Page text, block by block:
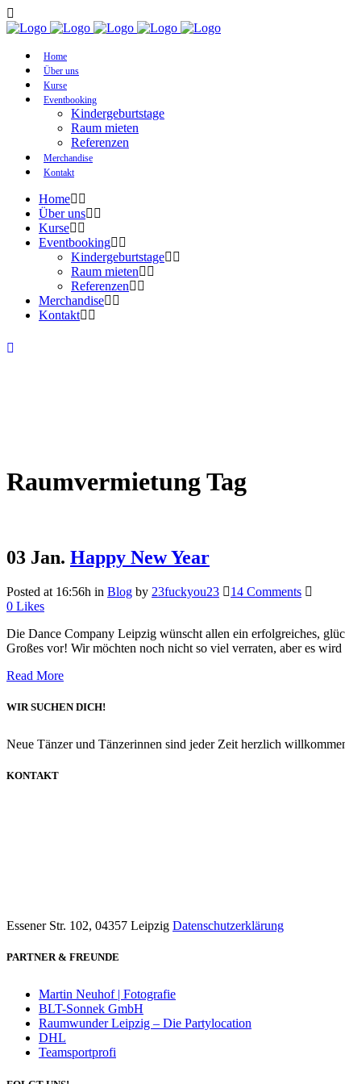
Home
Über uns
Kurse
Eventbooking
Kindergeburtstage
Raum mieten
Referenzen
Merchandise
Kontakt
Home
Über uns
Kurse
Eventbooking
Kindergeburtstage
Raum mieten
Referenzen
Merchandise
Kontakt
Raumvermietung Tag
03 Jan. Happy New Year
Posted at 16:56h in Blog by 23fuckyou23
14 Comments
0 Likes
Die Dance Company Leipzig wünscht allen ein erfolgreiches,
Großes vor! Wir möchten noch nicht so viel verraten, aber es wird
Read More
WIR SUCHEN DICH!
Neue Tänzer und Tänzerinnen sind jeder Zeit herzlich
KONTAKT
Essener Str. 102, 04357 Leipzig Datenschutzerklärung
PARTNER & FREUNDE
Martin Neuhof | Fotografie
BLT-Sonnek GmbH
Raumwunder Leipzig – Die Partylocation
DHL
Teamsportprofi